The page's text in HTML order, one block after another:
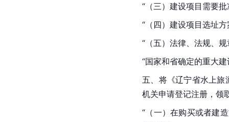
“（三）建设项目需要
“（四）建设项目选址
“（五）法律、法规、
“国家和省确定的重大
五、将《辽宁省水上旅
机关申请登记注册，领
“（一）在购买或者建